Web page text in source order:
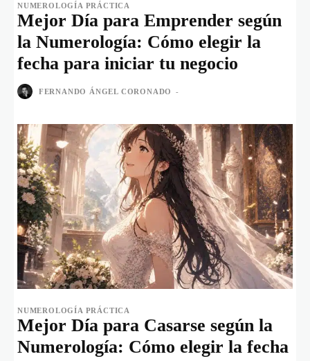
NUMEROLOGÍA PRÁCTICA
Mejor Día para Emprender según
la Numerología: Cómo elegir la
fecha para iniciar tu negocio
FERNANDO ÁNGEL CORONADO -
NUMEROLOGÍA PRÁCTICA
Mejor Día para Casarse según la
Numerología: Cómo elegir la fecha